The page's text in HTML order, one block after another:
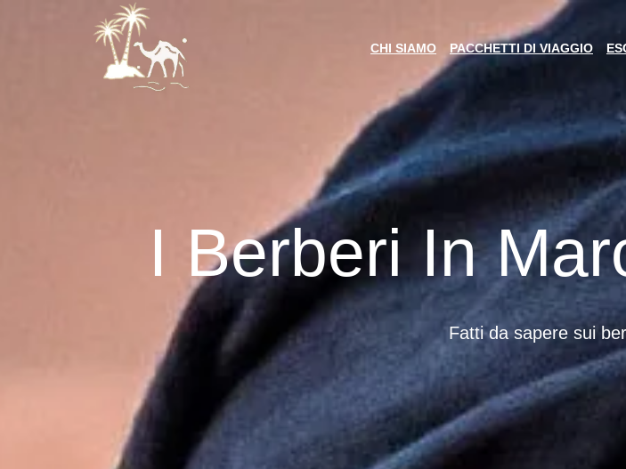
CHI SIAMO PACCHETTI DI VIAGGIO
I Berberi In
Fatti da sapere sui